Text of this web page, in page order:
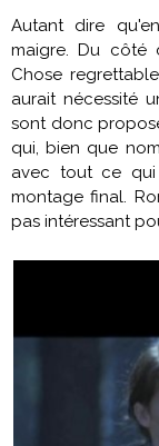
Autant dire
maigre. Du côté
Chose
aurait nécessité
sont donc
qui, bien que
avec tout ce
montage final.
pas intéressant